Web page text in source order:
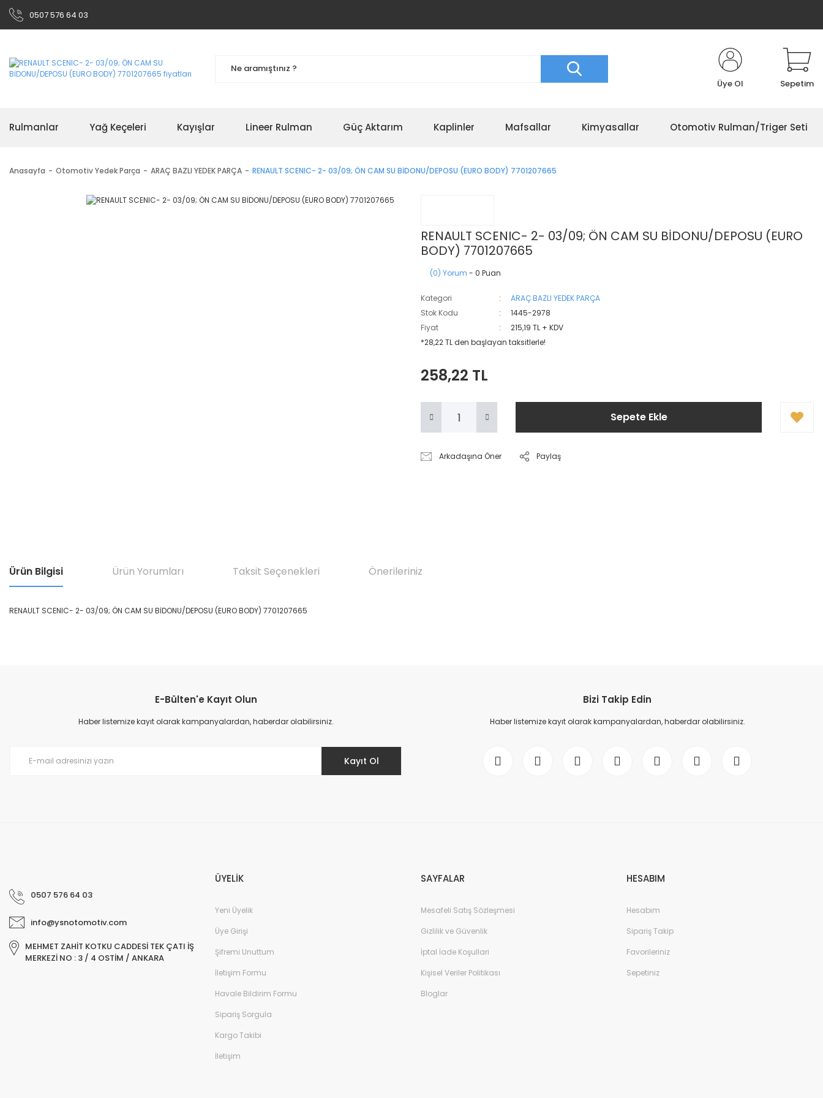
0507 576 64 03
Üye Ol Sepetim
Rulmanlar Yağ Keçeleri Kayışlar Lineer Rulman Güç Aktarım Kaplinler Mafsallar Kimyasallar Otomotiv Rulman/Triger Seti
Anasayfa Otomotiv Yedek Parça ARAÇ BAZLI YEDEK PARÇA RENAULT SCENIC- 2- 03/09; ÖN CAM SU BİDONU/DEPOSU (EURO BODY) 7701207665
RENAULT SCENIC- 2- 03/09; ÖN CAM SU BİDONU/DEPOSU (EURO
BODY) 7701207665
(0) Yorum - 0 Puan
Kategori
ARAÇ BAZLI YEDEK PARÇA
Stok Kodu
1445-2978
Fiyat
215,19 TL + KDV
*28,22 TL den başlayan taksitlerle!
258,22 TL
Sepete Ekle
Arkadaşına Öner Paylaş
Ürün Bilgisi Ürün Yorumları Taksit Seçenekleri Önerileriniz
RENAULT SCENIC- 2- 03/09; ÖN CAM SU BİDONU/DEPOSU (EURO BODY) 7701207665
Ürün resmi kalitesiz, bozuk veya görüntülenemiyor.
Ürün açıklamasında eksik bilgiler bulunuyor.
E-Bülten'e Kayıt Olun
Haber listemize kayıt olarak kampanyalardan, haberdar olabilirsiniz.
Kayıt Ol
Bizi Takip Edin
Haber listemize kayıt olarak kampanyalardan, haberdar olabilirsiniz.
0507 576 64 03
info@ysnotomotiv.com
MEHMET ZAHİT KOTKU CADDESİ TEK ÇATI İŞ
MERKEZİ NO : 3 / 4 OSTİM / ANKARA
ÜYELİK
Yeni Üyelik
Üye Girişi
Şifremi Unuttum
İletişim Formu
Havale Bildirim Formu
Sipariş Sorgula
Kargo Takibi
İletişim
SAYFALAR
Mesafeli Satış Sözleşmesi
Gizlilik ve Güvenlik
İptal İade Koşullari
Kişisel Veriler Politikası
Bloglar
HESABIM
Hesabım
Sipariş Takip
Favorileriniz
Sepetiniz